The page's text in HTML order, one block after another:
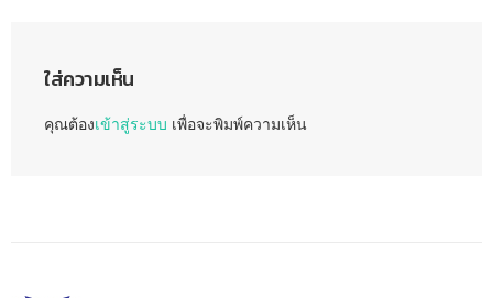
ใส่ความเห็น
คุณต้องเข้าสู่ระบบ เพื่อจะพิมพ์ความเห็น